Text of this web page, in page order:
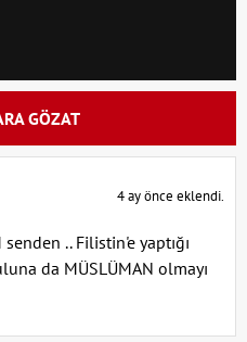
GÖZAT
4 ay önce eklendi.
.. Filistin'e yaptığı
da MÜSLÜMAN olmayı